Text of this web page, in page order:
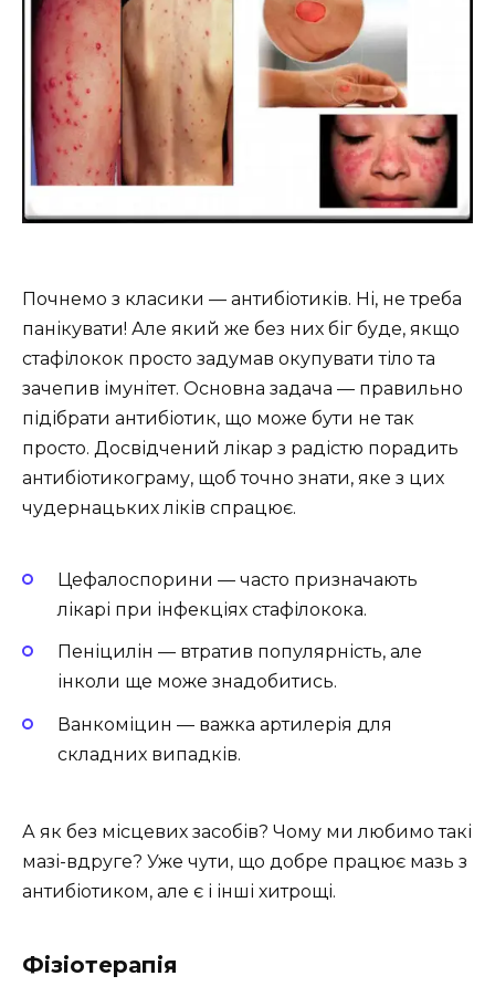
Почнемо з класики — антибіотиків. Ні, не треба
панікувати! Але який же без них біг буде, якщо
стафілокок просто задумав окупувати тіло та
зачепив імунітет. Основна задача — правильно
підібрати антибіотик, що може бути не так
просто. Досвідчений лікар з радістю порадить
антибіотикограму, щоб точно знати, яке з цих
чудернацьких ліків спрацює.
Цефалоспорини — часто призначають
лікарі при інфекціях стафілокока.
Пеніцилін — втратив популярність, але
інколи ще може знадобитись.
Ванкоміцин — важка артилерія для
складних випадків.
А як без місцевих засобів? Чому ми любимо такі
мазі-вдруге? Уже чути, що добре працює мазь з
антибіотиком, але є і інші хитрощі.
Фізіотерапія